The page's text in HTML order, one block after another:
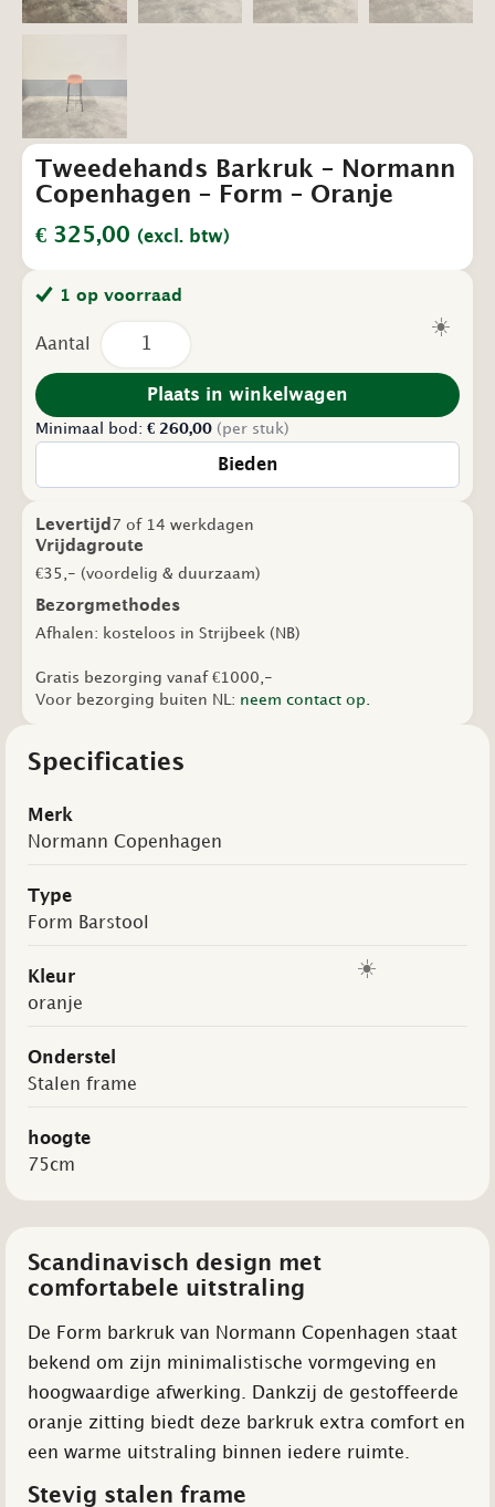
Tweedehands Barkruk – Normann
Copenhagen – Form – Oranje
€ 325,00 (excl. btw)
1 op voorraad
Tweedehands
Barkruk
–
Normann
-
Oranje
Plaats in winkelwagen
Minimaal bod: € 260,00 (per stuk)
Bieden
Levertijd 7 of 14 werkdagen
Vrijdagroute
€35,- (voordelig & duurzaam)
Bezorgmethodes
Afhalen: kosteloos in Strijbeek (NB)
Gratis bezorging vanaf €1000,-
Voor bezorging buiten NL: neem contact op.
Specificaties
Merk
Normann Copenhagen
Type
Form Barstool
Kleur
oranje
Onderstel
Stalen frame
hoogte
75cm
Scandinavisch design met
comfortabele uitstraling
De Form barkruk van Normann Copenhagen staat
bekend om zijn minimalistische vormgeving en
hoogwaardige afwerking. Dankzij de gestoffeerde
oranje zitting biedt deze barkruk extra comfort en
een warme uitstraling binnen iedere ruimte.
Stevig stalen frame
☀️
☀️